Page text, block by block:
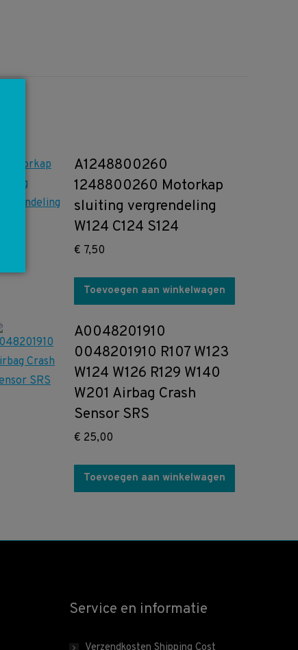
A1248800260
1248800260 Motorkap
sluiting vergrendeling
W124 C124 S124
€ 7,50
Toevoegen aan winkelwagen
A0048201910
0048201910 R107 W123
W124 W126 R129 W140
W201 Airbag Crash
Sensor SRS
€ 25,00
Toevoegen aan winkelwagen
Service en informatie